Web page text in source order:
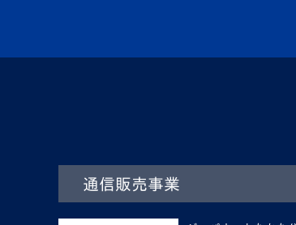
通信販売事業